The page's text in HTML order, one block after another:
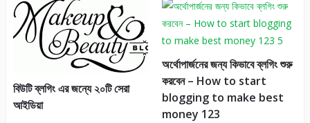
বিউটি ব্লগিং এর জন্যে ২০টি সেরা
আইডিয়া
অর্থোপার্জনের জন্য কিভাবে ব্লগিং শুরু
করবেন – How to start
blogging to make best
money 123